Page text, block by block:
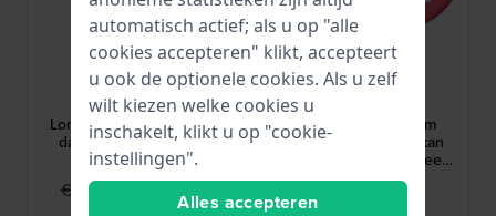
Danish Design
IV13Q1235
London 35 mm Ultradun
dames designhorloge
€ 89,95 € 54,95
G-Shock
BGD-10KH-4ER
Baby-G + Plus 39 mm
Digitaal horloge dat kan
worden veranderd in een
hanger
€ 79,90
automatisch actief; als u op "alle
cookies accepteren" klikt, accepteert
u ook de optionele cookies. Als u zelf
wilt kiezen welke cookies u
inschakelt, klikt u op "cookie-
instellingen".
Alles accepteren